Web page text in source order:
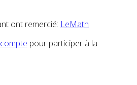
ont remercié: LeMath
pour participer à la